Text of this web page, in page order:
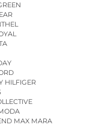
HILFIGER
MAX MARA